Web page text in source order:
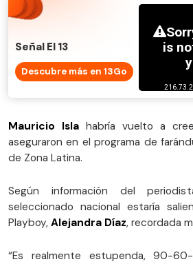
Señal El 13
Descubre más en 13Go
Mauricio Islahabría vuelto a
aseguraron en el programa de
de Zona Latina.
Según información del
seleccionado nacional estaría
Playboy, Alejandra Díaz, recordada
“Es realmente estupenda, 90-